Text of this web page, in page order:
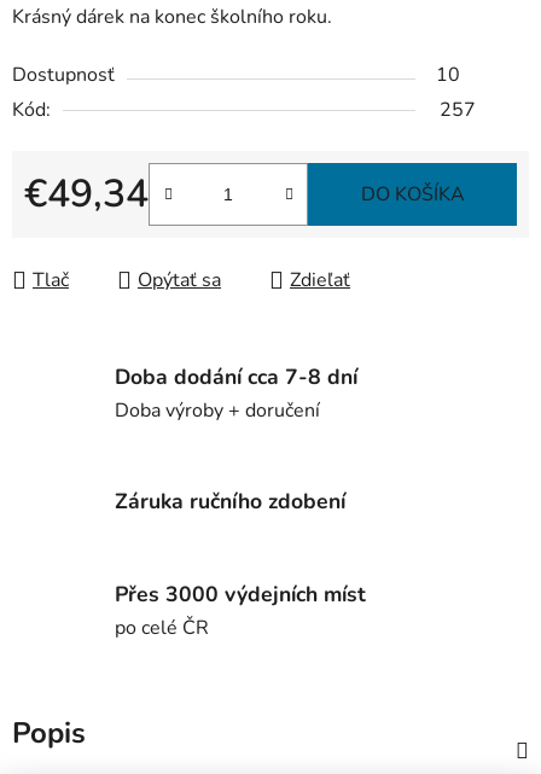
Krásný dárek na konec školního roku.
Dostupnosť
10
Kód:
257
€49,34
Jednotková cena:
DO KOŠÍKA
Tlač Opýtať sa Zdieľať
Doba dodání cca 7-8 dní
Doba výroby + doručení
Záruka ručního zdobení
Přes 3000 výdejních míst
po celé ČR
Popis